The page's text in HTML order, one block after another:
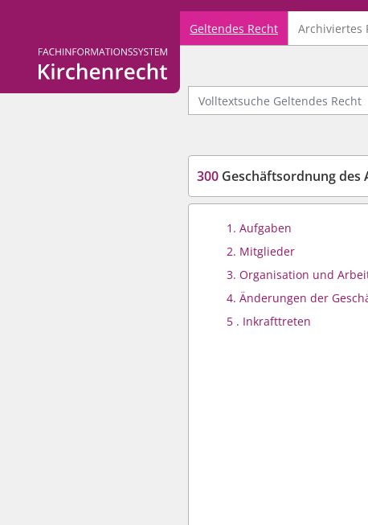
Logo Fachinformationssystem Kirchenrecht
Geltendes Recht Archiviertes
Volltextsuche Geltendes Recht
300 Geschäftsordnung des Ausschusses „Förderung
1. Aufgaben
2. Mitglieder
3. Organisation und
4. Änderungen der
5 . Inkrafttreten